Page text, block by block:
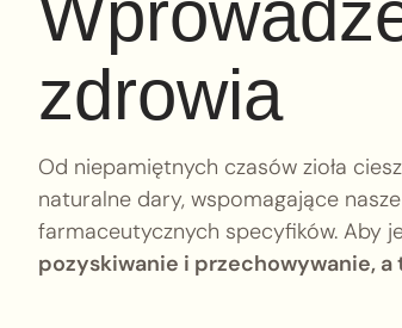
zdrowia
Od niepamiętnych czasów zioła
naturalne dary, wspomagające
farmaceutycznych specyfików. Aby
pozyskiwanie i przechowywanie, a